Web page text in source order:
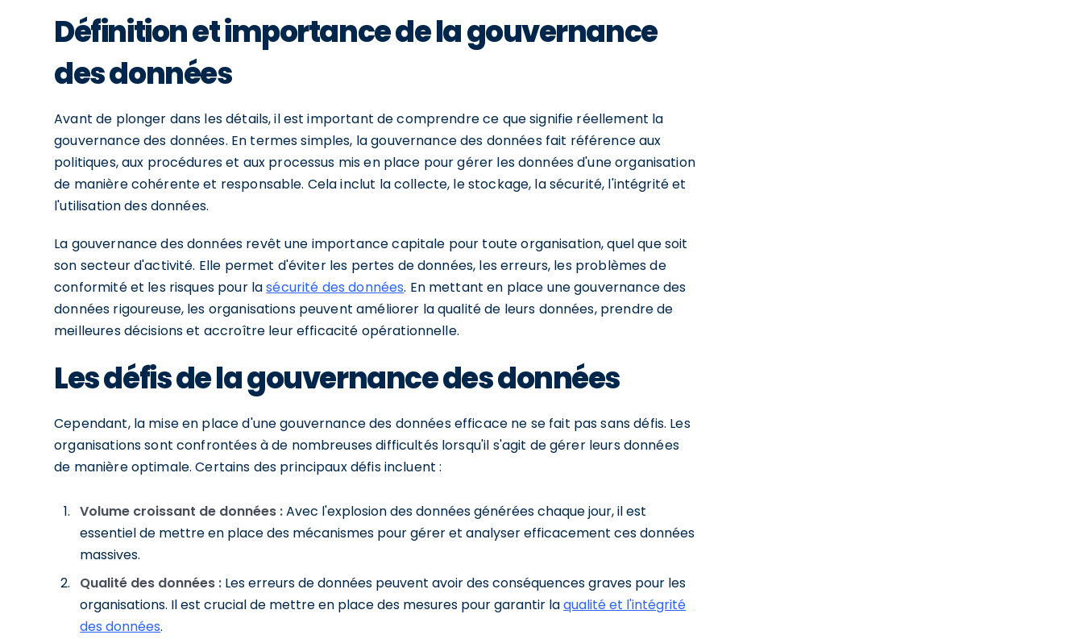
Définition et importance de la gouvernance
des données
Avant de plonger dans les détails, il est important de comprendre ce que signifie réellement la
gouvernance des données. En termes simples, la gouvernance des données fait référence aux
politiques, aux procédures et aux processus mis en place pour gérer les données d'une organisation
de manière cohérente et responsable. Cela inclut la collecte, le stockage, la sécurité, l'intégrité et
l'utilisation des données.
La gouvernance des données revêt une importance capitale pour toute organisation, quel que soit
son secteur d'activité. Elle permet d'éviter les pertes de données, les erreurs, les problèmes de
conformité et les risques pour lasécurité des données. En mettant en place une gouvernance des
données rigoureuse, les organisations peuvent améliorer la qualité de leurs données, prendre de
meilleures décisions et accroître leur efficacité opérationnelle.
Les défis de la gouvernance des données
Cependant, la mise en place d'une gouvernance des données efficace ne se fait pas sans défis. Les
organisations sont confrontées à de nombreuses difficultés lorsqu'il s'agit de gérer leurs données
de manière optimale. Certains des principaux défis incluent :
Volume croissant de données :Avec l'explosion des données générées chaque jour, il est
essentiel de mettre en place des mécanismes pour gérer et analyser efficacement ces données
massives.
Qualité des données : Les erreurs de données peuvent avoir des conséquences graves pour les
organisations. Il est crucial de mettre en place des mesures pour garantir laqualité et l'intégrité
des données.